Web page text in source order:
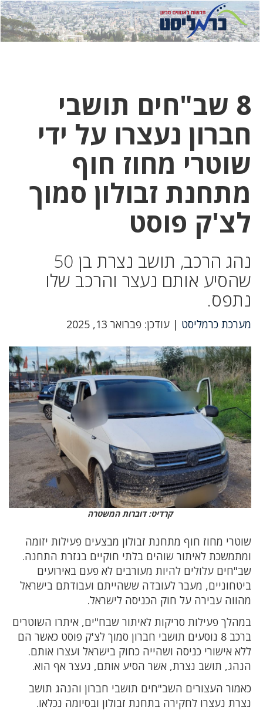
לחץ
כאן
לחץ
כדי
8 שב"חים תושבי
חברון נעצרו על ידי
שוטרי מחוז חוף
מתחנת זבולון סמוך
לצ'ק פוסט
נהג הרכב, תושב נצרת בן 50
שהסיע אותם נעצר והרכב שלו
נתפס.
מערכת כרמליסט | עודכן: פברואר 13, 2025
קרדיט: דוברות המשטרה
שוטרי מחוז חוף מתחנת זבולון מבצעים פעילות יזומה
ומתמשכת לאיתור שוהים בלתי חוקיים בגזרת התחנה.
שב"חים עלולים להיות מעורבים לא פעם באירועים
ביטחוניים, מעבר לעובדה ששהייתם ועבודתם בישראל
מהווה עבירה על חוק הכניסה לישראל.
במהלך פעילות סריקות לאיתור שבח"ים, איתרו השוטרים
ברכב 8 נוסעים תושבי חברון סמוך לצ'ק פוסט כאשר הם
ללא אישורי כניסה ושהייה כחוק בישראל ועצרו אותם.
הנהג, תושב נצרת, אשר הסיע אותם, נעצר אף הוא.
כאמור העצורים השב"חים תושבי חברון והנהג תושב
נצרת נעצרו לחקירה בתחנת זבולון ובסיומה נכלאו.